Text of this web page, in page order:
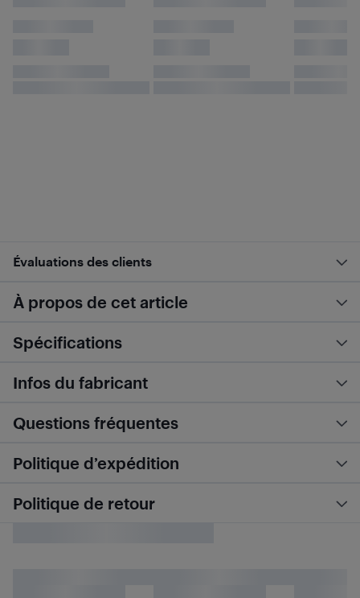
Évaluations des clients
À propos de cet article
Spécifications
Infos du fabricant
Questions fréquentes
Politique d’expédition
Politique de retour